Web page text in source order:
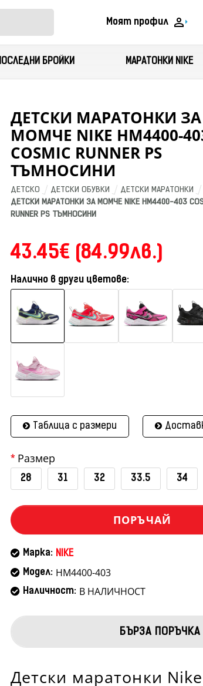
Моят профил
ПОСЛЕДНИ БРОЙКИ МАРАТОНКИ NIKE
ДЕТСКИ МАРАТОНКИ ЗА
МОМЧЕ NIKE HM4400-
COSMIC RUNNER PS
ТЪМНОСИНИ
ДЕТСКО ДЕТСКИ ОБУВКИ
ДЕТСКИ МАРАТОНКИ
ДЕТСКИ МАРАТОНКИ ЗА МОМЧЕ NIKE HM4400-403
RUNNER PS ТЪМНОСИНИ
43.45€ (84.99лв.)
Налично в други цветове:
Таблица с размери
Размер
28 31 32 33.5 34
ПОРЪЧАЙ
Марка: NIKE
Модел: HM4400-403
Наличност: В НАЛИЧНОСТ
БЪРЗА ПОРЪЧКА
Детски маратонки